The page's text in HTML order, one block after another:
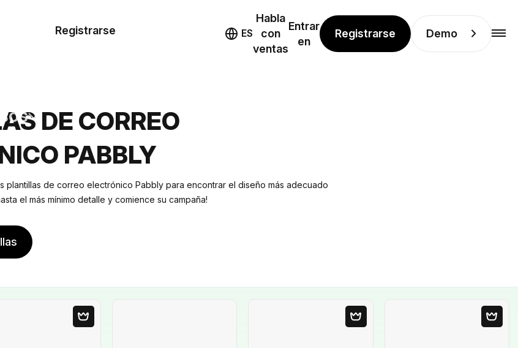
Registrarse ES
Habla
con
ventas
Entrar
en
Registrarse Demo
DE CORREO
PABBLY
plantillas de correo electrónico Pabbly para encontrar el diseño más adecuado
el más mínimo detalle y comience su campaña!